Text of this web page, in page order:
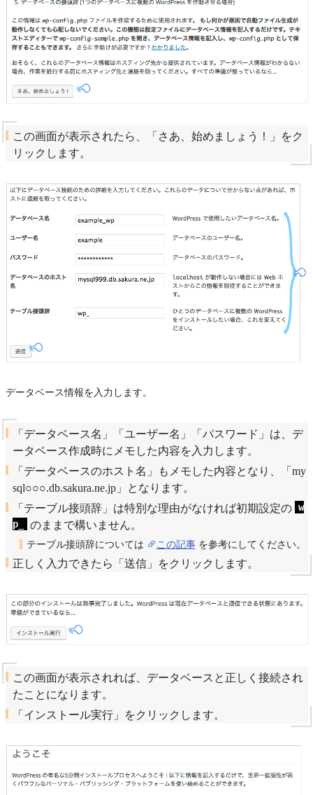
この画面が表示されたら、「さあ、始めましょう！」をク
リックします。
データベース情報を入力します。
「データベース名」「ユーザー名」「パスワード」は、デ
ータベース作成時にメモした内容を入力します。
「データベースのホスト名」もメモした内容となり、「my
sql○○○.db.sakura.ne.jp」となります。
「テーブル接頭辞」は特別な理由がなければ初期設定の w
p_
のままで構いません。
テーブル接頭辞については この記事を参考にしてください。
正しく入力できたら「送信」をクリックします。
この画面が表示されれば、データベースと正しく接続され
たことになります。
「インストール実行」をクリックします。